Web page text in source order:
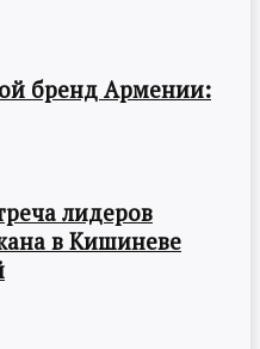
бренд Армении:
лидеров
в Кишиневе